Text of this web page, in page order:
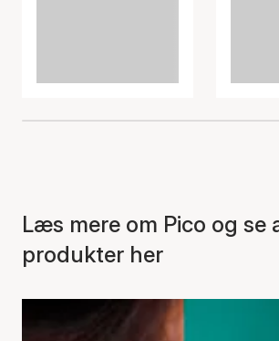
Læs mere om Pico og se
produkter her